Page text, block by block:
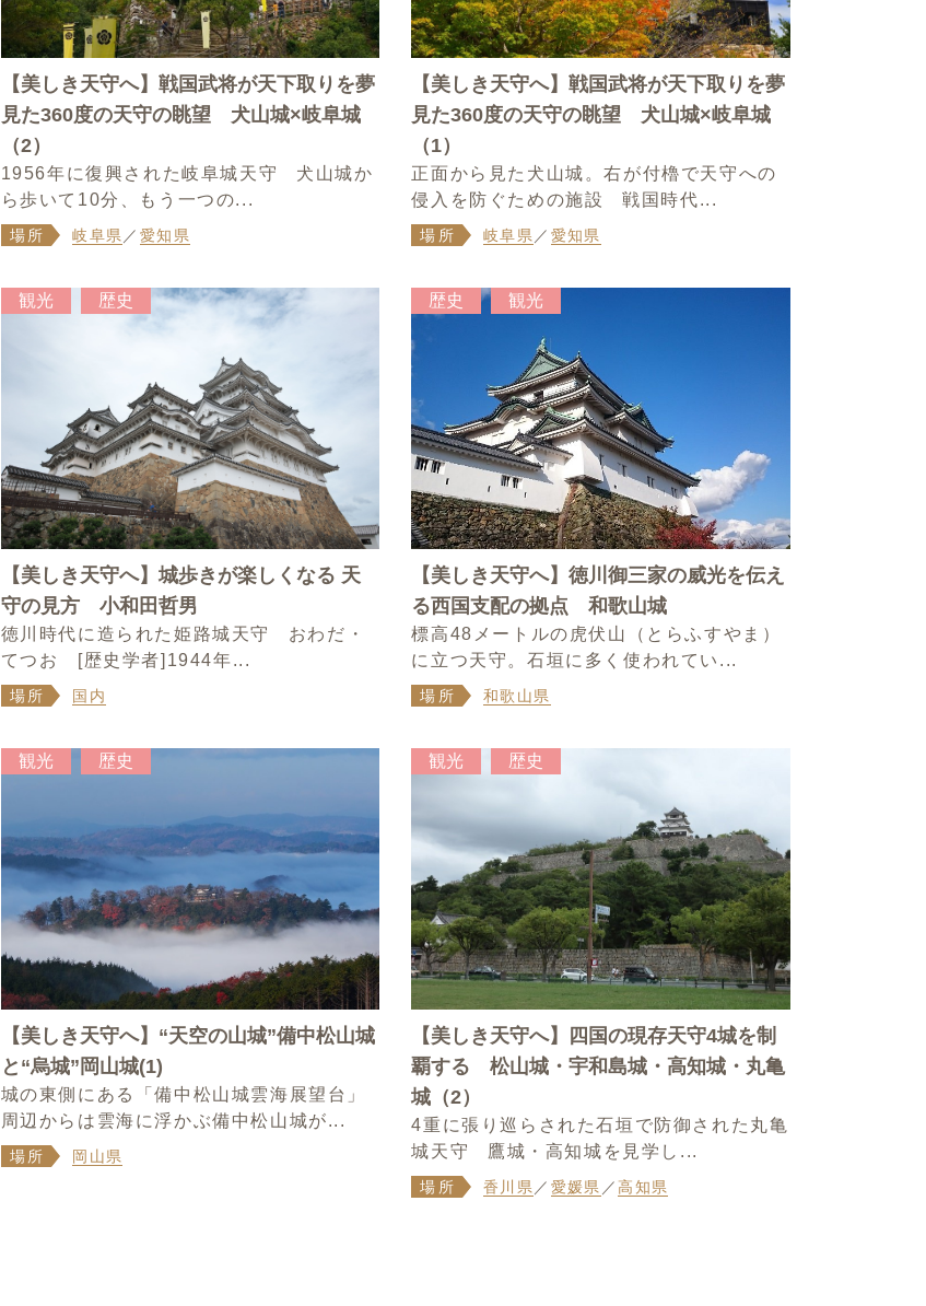
【美しき天守へ】戦国武将が天下取りを夢
見た360度の天守の眺望 犬山城×岐阜城
（2）
1956年に復興された岐阜城天守 犬山城か
ら歩いて10分、もう一つの...
場所 岐阜県 ／ 愛知県
【美しき天守へ】戦国武将が天下取りを夢
見た360度の天守の眺望 犬山城×岐阜城
（1）
正面から見た犬山城。右が付櫓で天守への
侵入を防ぐための施設 戦国時代...
場所 岐阜県 ／ 愛知県
観光 歴史
【美しき天守へ】城歩きが楽しくなる 天
守の見方 小和田哲男
徳川時代に造られた姫路城天守 おわだ・
てつお [歴史学者]1944年...
場所 国内
歴史 観光
【美しき天守へ】徳川御三家の威光を伝え
る西国支配の拠点 和歌山城
標高48メートルの虎伏山（とらふすやま）
に立つ天守。石垣に多く使われてい...
場所 和歌山県
観光 歴史
【美しき天守へ】“天空の山城”備中松山城
と“烏城”岡山城(1)
城の東側にある「備中松山城雲海展望台」
周辺からは雲海に浮かぶ備中松山城が...
場所 岡山県
観光 歴史
【美しき天守へ】四国の現存天守4城を制
覇する 松山城・宇和島城・高知城・丸亀
城（2）
4重に張り巡らされた石垣で防御された丸亀
城天守 鷹城・高知城を見学し...
場所 香川県 ／ 愛媛県 ／高知県